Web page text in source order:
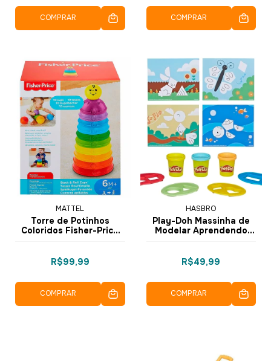
COMPRAR COMPRAR
MATTEL
Torre de Potinhos
Coloridos Fisher-Price
R$99,99
COMPRAR
HASBRO
Play-Doh Massinha de
Modelar Aprendendo
R$49,99
COMPRAR